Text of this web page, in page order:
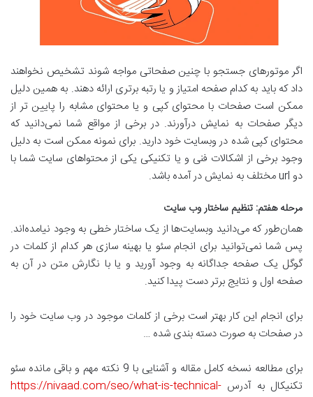
اگر موتورهای جستجو با چنین صفحاتی مواجه شوند تشخیص نخواهند
داد که باید به کدام صفحه امتیاز و یا رتبه برتری ارائه دهند. به همین دلیل
ممکن است صفحات با محتوای کپی و یا محتوای مشابه را پایین تر از
دیگر صفحات به نمایش درآورند. در برخی از مواقع شما نمی‌دانید که
محتوای کپی شده در وبسایت خود دارید. برای نمونه ممکن است به دلیل
وجود برخی از اشکالات فنی و یا تکنیکی یکی از محتواهای سایت شما با
دو url مختلف به نمایش در آمده باشد.
مرحله هفتم: تنظیم ساختار وب سایت
همان‌طور که می‌دانید وبسایت‌ها از یک ساختار خطی به وجود نیامده‌اند.
پس شما نمی‌توانید برای انجام سئو یا بهینه سازی هر کدام از کلمات در
گوگل یک صفحه جداگانه به وجود آورید و یا با نگارش متن در آن به
صفحه اول و نتایج برتر دست پیدا کنید.
برای انجام این کار بهتر است برخی از کلمات موجود در وب سایت خود را
در صفحات به صورت دسته بندی شده …
برای مطالعه نسخه کامل مقاله و آشنایی با 9 نکته مهم و باقی مانده سئو
تکنیکال به آدرس https://nivaad.com/seo/what-is-technical-